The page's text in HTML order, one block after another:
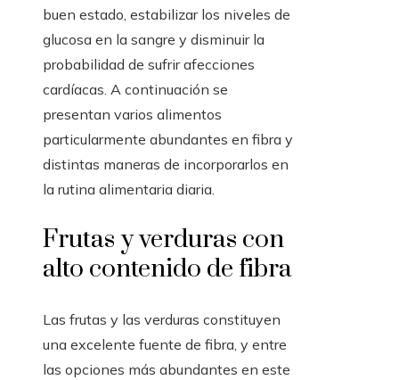
buen estado, estabilizar los niveles de
glucosa en la sangre y disminuir la
probabilidad de sufrir afecciones
cardíacas. A continuación se
presentan varios alimentos
particularmente abundantes en fibra y
distintas maneras de incorporarlos en
la rutina alimentaria diaria.
Frutas y verduras con
alto contenido de fibra
Las frutas y las verduras constituyen
una excelente fuente de fibra, y entre
las opciones más abundantes en este